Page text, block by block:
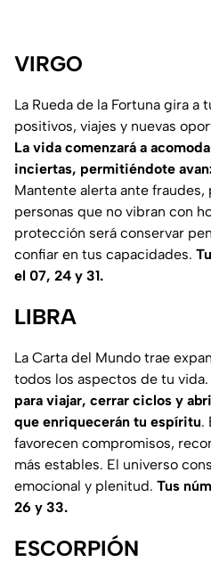
VIRGO
La Rueda de la Fortuna gira a
positivos, viajes y nuevas
La vida comenzará a
inciertas, permitiéndote
Mantente alerta ante fraudes,
personas que no vibran con
protección será conservar
confiar en tus capacidades.
el 07, 24 y 31.
LIBRA
La Carta del Mundo trae
todos los aspectos de tu vida.
para viajar, cerrar ciclos y
que enriquecerán tu espíritu.
favorecen compromisos,
más estables. El universo
emocional y plenitud. Tus
26 y 33.
ESCORPIÓN